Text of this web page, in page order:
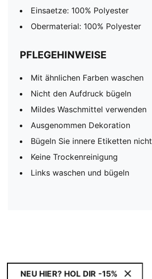
Einsaetze: 100% Polyester
Obermaterial: 100% Polyester
PFLEGEHINWEISE
Mit ähnlichen Farben waschen
Nicht den Aufdruck bügeln
Mildes Waschmittel verwenden
Ausgenommen Dekoration
Bügeln Sie innere Etiketten nicht
Keine Trockenreinigung
Links waschen und bügeln
NEU HIER? HOL DIR -15%